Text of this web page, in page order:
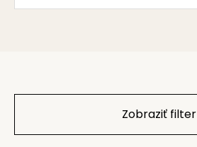
Zobraziť filter